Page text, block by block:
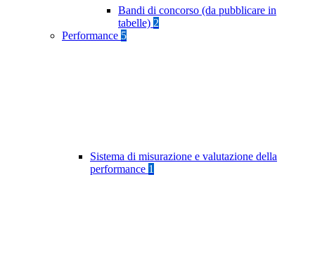
Bandi di concorso (da pubblicare in
tabelle) 2
Performance 5
Sistema di misurazione e valutazione della
performance 1